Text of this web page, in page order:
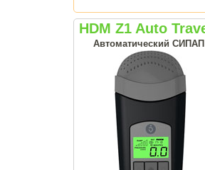
HDM Z1 Auto
Автоматический СИПАП